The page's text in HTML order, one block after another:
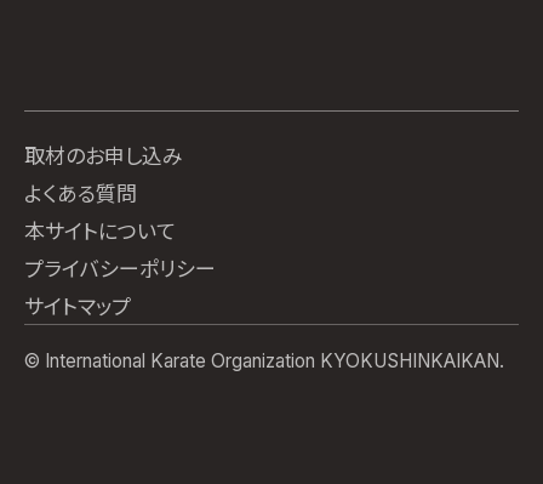
取材のお申し込み
よくある質問
本サイトについて
プライバシーポリシー
サイトマップ
© International Karate Organization KYOKUSHINKAIKAN.